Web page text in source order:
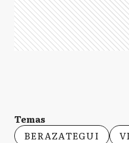
Temas
BERAZATEGUI